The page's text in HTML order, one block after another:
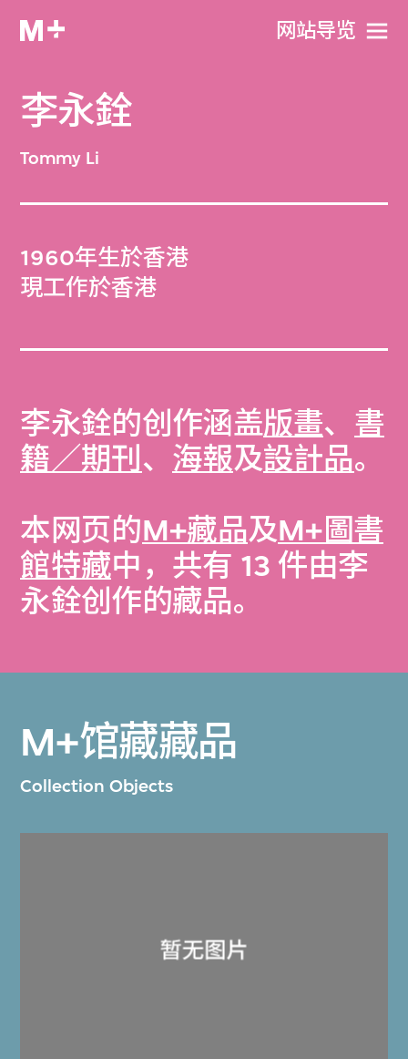
网站导览
李永銓
Tommy Li
1960年生於香港
現工作於香港
李永銓的创作涵盖版畫、 書
籍／期刊 、 海報及設計品。
本网页的M+藏品及M+圖書
館特藏中，共有 13 件由李
永銓创作的藏品。
M+馆藏藏品
Collection Objects